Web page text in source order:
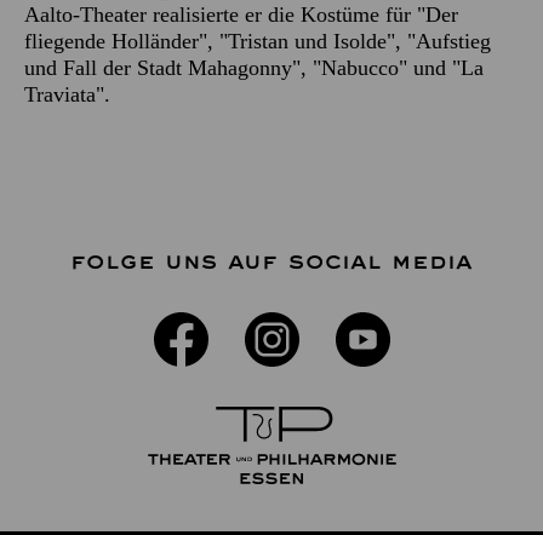
Aalto-Theater realisierte er die Kostüme für "Der
fliegende Holländer", "Tristan und Isolde", "Aufstieg
und Fall der Stadt Mahagonny", "Nabucco" und "La
Traviata".
FOLGE UNS AUF SOCIAL MEDIA